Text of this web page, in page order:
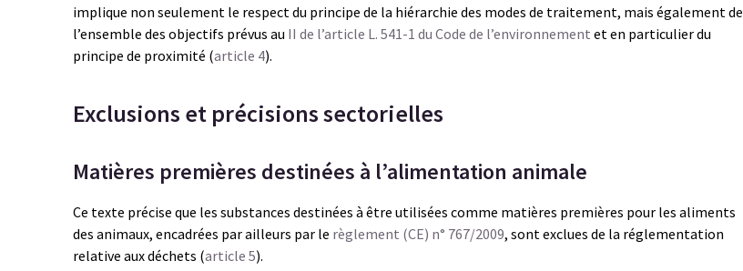
implique non seulement le respect du principe de la hiérarchie des modes de traitement, mais également de
l’ensemble des objectifs prévus au II de l’article L. 541-1 du Code de l’environnement et en particulier du
principe de proximité (article 4).
Exclusions et précisions sectorielles
Matières premières destinées à l’alimentation animale
Ce texte précise que les substances destinées à être utilisées comme matières premières pour les aliments
des animaux, encadrées par ailleurs par le règlement (CE) n° 767/2009, sont exclues de la réglementation
relative aux déchets (article 5).